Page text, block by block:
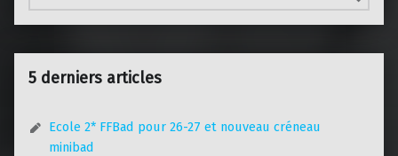
5 derniers articles
Ecole 2* FFBad pour 26-27 et nouveau créneau
minibad